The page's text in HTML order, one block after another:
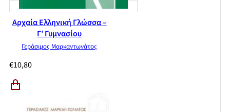
Αρχαία Ελληνική Γλώσσα –
Γ’ Γυμνασίου
Γεράσιμος Μαρκαντωνάτος
€10,80